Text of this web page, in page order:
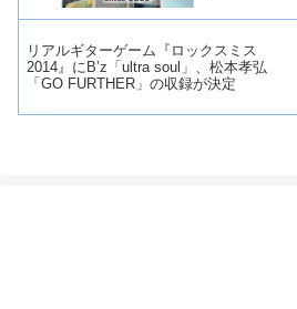
リアルギターゲーム『ロックスミス
2014』にB’z「ultra soul」、松本孝弘
「GO FURTHER」の収録が決定